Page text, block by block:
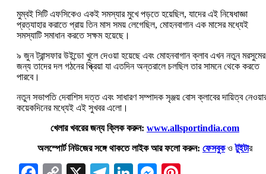
মুম্বই সিটি এফসিকেও একই সমস্যার মুখে পড়তে হয়েছিল, যাদের এই নিষেধাজ্ঞা
প্রত্যাহার করাতে প্রায় তিন মাস সময় লেগেছিল, মোহনবাগান এক মাসের মধ্যেই
সমস্যাটি সমাধান করতে সক্ষম হয়েছে।
৯ জুন ট্রান্সফার উইন্ডো খুলে দেওয়া হয়েছে এবং মোহনবাগান ক্লাব এখন নতুন মরসুমের
জন্য তাদের দল গঠনের প্ক্রিয়া যা এতদিন অন্তরালে চলছিল তার সামনে থেকে করতে
পারবে।
নতুন সভাপতি দেবাশিস দত্ত এবং সাধারণ সম্পাদক সৃঞ্জয় বোস ক্লাবের দায়িত্ব
কয়েকদিনের মধ্যেই এই সুখবর এলো।
খেলার খবরের জন্য ক্লিক করুন: www.allsportindia.com
অলস্পোর্ট নিউজের সঙ্গে থাকতে লাইক আর ফলো করুন: ফেসবুকওটুইটার